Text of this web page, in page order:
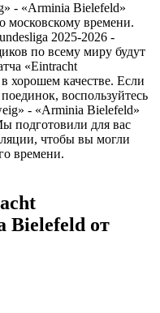
- «Arminia Bielefeld»
московскому времени.
2025-2026 -
по всему миру будут
«Eintracht
хорошем качестве. Если
воспользуйтесь
- «Arminia Bielefeld»
подготовили для вас
чтобы вы могли
времени.
Bielefeld от